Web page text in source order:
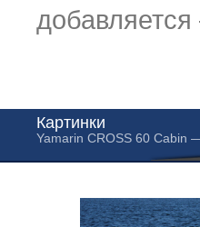
Картинки
Yamarin CROSS 60 Cabin